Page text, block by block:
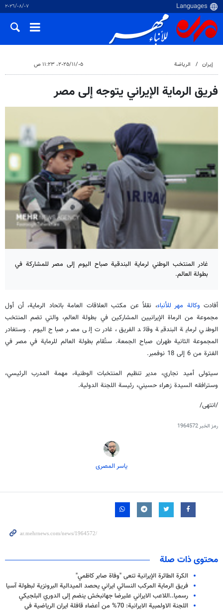
٠٧‏/٠٨‏/٢٠٢٦
إيران الرياضة ٠٥‏/١١‏/٢٠٢٥، ١١:٢٣ ص
فريق الرماية الإيراني يتوجه إلى مصر
غادر المنتخب الوطني لرماية البندقية صباح اليوم إلى مصر للمشاركة في
بطولة العالم.
أفادت وكالة مهر للأنباء، نقلاً عن مكتب العلاقات العامة باتحاد الرماية، أن أول
مجموعة من الرماة الإيرانيين المشاركين في بطولة العالم، والتي تضم المنتخب
الوطني لرماية البندقية وقائد الفريق، غادرت إلى مصر صباح اليوم. وستغادر
المجموعة الثانية طهران صباح الجمعة. ستُقام بطولة العالم للرماية في مصر في
الفترة من 6 إلى 18 نوفمبر.
سيتولى أميد نجاري، مدير تنظيم المنتخبات الوطنية، مهمة المدرب الرئيسي،
وسترافقه السيدة زهراء حسيني، رئيسة اللجنة الدولية.
/انتهى/
رمز الخبر1964572
یاسر المصری
محتوى ذات صلة
الكرة الطائرة الإيرانية تنعى "وفاة صابر كاظمي"
فريق الرماية المركب النسائي ایراني يحصد الميدالية البرونزية لبطولة آسيا
رسمیا..اللاعب الايراني عليرضا جهانبخش ينضم إلى الدوري البلجيكي
اللجنة الاولمبية الايرانية: 70% من أعضاء قافلة ايران الرياضية في